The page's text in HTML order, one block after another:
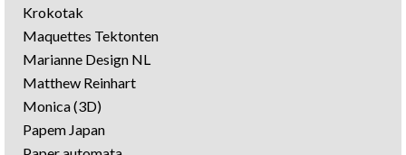
Krokotak
Maquettes Tektonten
Marianne Design NL
Matthew Reinhart
Monica (3D)
Papem Japan